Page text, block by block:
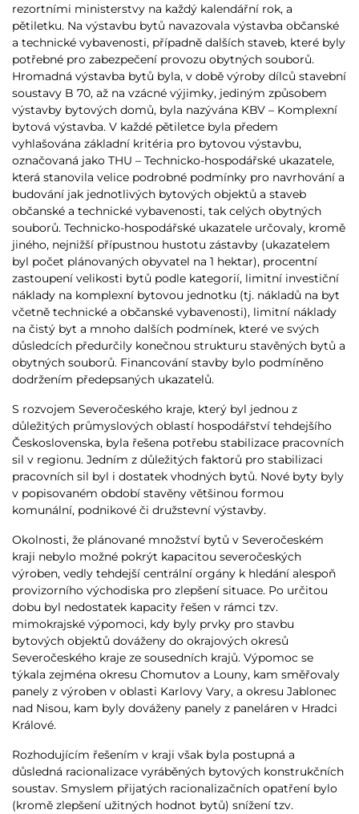
rezortními ministerstvy na každý kalendářní rok, a
pětiletku. Na výstavbu bytů navazovala výstavba občanské
a technické vybavenosti, případně dalších staveb, které byly
potřebné pro zabezpečení provozu obytných souborů.
Hromadná výstavba bytů byla, v době výroby dílců stavební
soustavy B 70, až na vzácné výjimky, jediným způsobem
výstavby bytových domů, byla nazývána KBV – Komplexní
bytová výstavba. V každé pětiletce byla předem
vyhlašována základní kritéria pro bytovou výstavbu,
označovaná jako THU – Technicko-hospodářské ukazatele,
která stanovila velice podrobné podmínky pro navrhování a
budování jak jednotlivých bytových objektů a staveb
občanské a technické vybavenosti, tak celých obytných
souborů. Technicko-hospodářské ukazatele určovaly, kromě
jiného, nejnižší přípustnou hustotu zástavby (ukazatelem
byl počet plánovaných obyvatel na 1 hektar), procentní
zastoupení velikosti bytů podle kategorií, limitní investiční
náklady na komplexní bytovou jednotku (tj. nákladů na byt
včetně technické a občanské vybavenosti), limitní náklady
na čistý byt a mnoho dalších podmínek, které ve svých
důsledcích předurčily konečnou strukturu stavěných bytů a
obytných souborů. Financování stavby bylo podmíněno
dodržením předepsaných ukazatelů.
S rozvojem Severočeského kraje, který byl jednou z
důležitých průmyslových oblastí hospodářství tehdejšího
Československa, byla řešena potřebu stabilizace pracovních
sil v regionu. Jedním z důležitých faktorů pro stabilizaci
pracovních sil byl i dostatek vhodných bytů. Nové byty byly
v popisovaném období stavěny většinou formou
komunální, podnikové či družstevní výstavby.
Okolnosti, že plánované množství bytů v Severočeském
kraji nebylo možné pokrýt kapacitou severočeských
výroben, vedly tehdejší centrální orgány k hledání alespoň
provizorního východiska pro zlepšení situace. Po určitou
dobu byl nedostatek kapacity řešen v rámci tzv.
mimokrajské výpomoci, kdy byly prvky pro stavbu
bytových objektů dováženy do okrajových okresů
Severočeského kraje ze sousedních krajů. Výpomoc se
týkala zejména okresu Chomutov a Louny, kam směřovaly
panely z výroben v oblasti Karlovy Vary, a okresu Jablonec
nad Nisou, kam byly dováženy panely z paneláren v Hradci
Králové.
Rozhodujícím řešením v kraji však byla postupná a
důsledná racionalizace vyráběných bytových konstrukčních
soustav. Smyslem přijatých racionalizačních opatření bylo
(kromě zlepšení užitných hodnot bytů) snížení tzv.